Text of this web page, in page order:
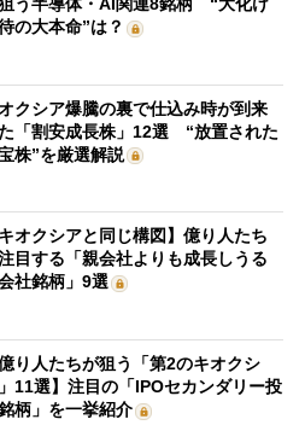
の大本命”は？
クシア爆騰の裏で仕込み時が到来
「割安成長株」12選 “放置された
株”を厳選解説
キオクシアと同じ構図】億り人たち
目する「親会社よりも成長しうる
社銘柄」9選
億り人たちが狙う「第2のキオクシ
11選】注目の「IPOセカンダリー投
柄」を一挙紹介